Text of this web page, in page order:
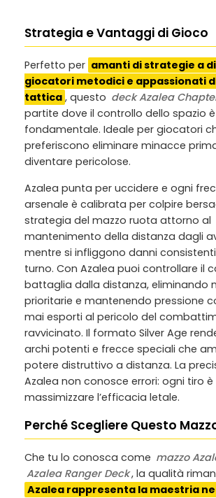
Strategia e Vantaggi di Gioco
Perfetto per amanti di strategie a
giocatori metodici e appassionati
tattica , questo deck Azalea
partite dove il controllo dello spazio è
fondamentale. Ideale per giocatori
preferiscono eliminare minacce
diventare pericolose.
Azalea punta per uccidere e ogni
arsenale è calibrata per colpire
strategia del mazzo ruota attorno al
mantenimento della distanza dagli
mentre si infliggono danni
turno. Con Azalea puoi controllare il
battaglia dalla distanza, eliminando
prioritarie e mantenendo pressione
mai esporti al pericolo del
ravvicinato. Il formato Silver Age
archi potenti e frecce speciali che
potere distruttivo a distanza. La
Azalea non conosce errori: ogni tiro
massimizzare l’efficacia letale.
Perché Scegliere Questo
Che tu lo conosca come mazzo
Azalea Ranger Deck, la qualità
Azalea rappresenta la maestria